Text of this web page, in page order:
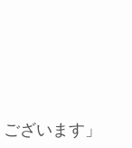
ざいます」